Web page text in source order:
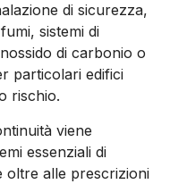
di sicurezza,
sistemi di
di carbonio o
particolari edifici
rischio.
viene
essenziali di
oltre alle prescrizioni